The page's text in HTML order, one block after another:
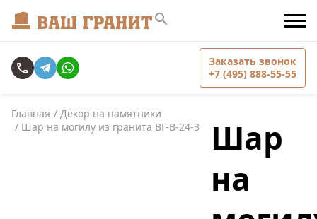
Заказать звонок
+7 (495) 888-55-55
Главная
Декор на памятники
Шар на могилу из гранита ВГ-В-24-3
Шар
на